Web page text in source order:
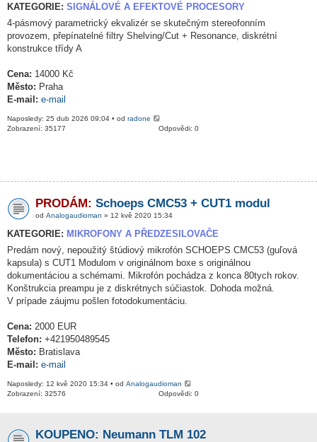
KATEGORIE: SIGNÁLOVÉ A EFEKTOVÉ PROCESORY
4-pásmový parametrický ekvalizér se skutečným stereofonním
provozem, přepínatelné filtry Shelving/Cut + Resonance, diskrétní
konstrukce třídy A
Cena: 14000 Kč
Město: Praha
E-mail: e-mail
Naposledy: 25 dub 2026 09:04 • od radone
Odpovědi: 0
Zobrazení: 35177
PRODÁM: Schoeps CMC53 + CUT1 modul
od Analogaudioman » 12 kvě 2020 15:34
KATEGORIE: MIKROFONY A PŘEDZESILOVAČE
Predám nový, nepoužitý štúdiový mikrofón SCHOEPS CMC53 (guľová
kapsula) s CUT1 Modulom v originálnom boxe s originálnou
dokumentáciou a schémami. Mikrofón pochádza z konca 80tych rokov.
Konštrukcia preampu je z diskrétnych súčiastok. Dohoda možná.
V prípade záujmu pošlen fotodokumentáciu.
Cena: 2000 EUR
Telefon: +421950489545
Město: Bratislava
E-mail: e-mail
Naposledy: 12 kvě 2020 15:34 • od Analogaudioman
Odpovědi: 0
Zobrazení: 32576
KOUPENO: Neumann TLM 102